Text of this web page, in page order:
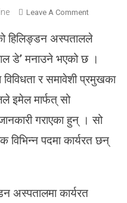
Leave A CommentO
ल
को
ङ्ड
न
ल
हिलिङ्डन अस्पतालले
डे’ मनाउने भएको छ ।
र समावेशी प्रमुखका
इमेल मार्फत् सो
गराएका हुन् । सो
विभिन्न पदमा कार्यरत छन्
अस्पतालमा कार्यरत